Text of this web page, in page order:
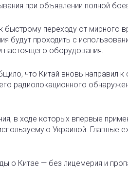
при объявлении полной
быстрому переходу от мирного
будут проходить с
настоящего оборудования.
что Китай вновь направил к
радиолокационного
в ходе которых впервые
Украиной. Главные
о Китае — без лицемерия и